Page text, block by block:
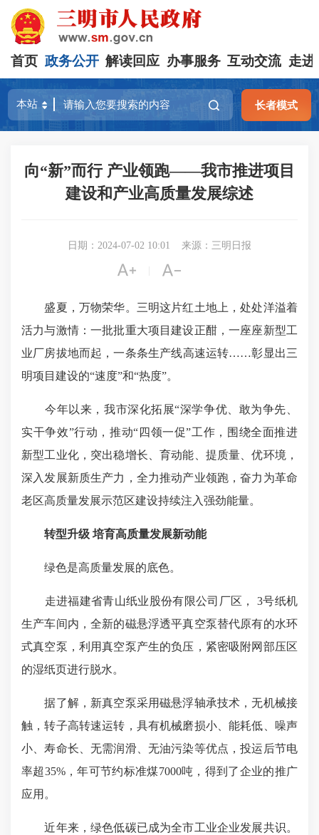
首页 政务公开 解读回应 办事服务 互动交流 走进
长者模式
向“新”而行 产业领跑——我市推进项目
建设和产业高质量发展综述
日期：2024-07-02 10:01 来源：三明日报
 
盛夏，万物荣华。三明这片红土地上，处处洋溢着
活力与激情：一批批重大项目建设正酣，一座座新型工
业厂房拔地而起，一条条生产线高速运转……彰显出三
明项目建设的“速度”和“热度”。
今年以来，我市深化拓展“深学争优、敢为争先、
实干争效”行动，推动“四领一促”工作，围绕全面推进
新型工业化，突出稳增长、育动能、提质量、优环境，
深入发展新质生产力，全力推动产业领跑，奋力为革命
老区高质量发展示范区建设持续注入强劲能量。
转型升级 培育高质量发展新动能
绿色是高质量发展的底色。
走进福建省青山纸业股份有限公司厂区， 3号纸机
生产车间内，全新的磁悬浮透平真空泵替代原有的水环
式真空泵，利用真空泵产生的负压，紧密吸附网部压区
的湿纸页进行脱水。
据了解，新真空泵采用磁悬浮轴承技术，无机械接
触，转子高转速运转，具有机械磨损小、能耗低、噪声
小、寿命长、无需润滑、无油污染等优点，投运后节电
率超35%，年可节约标准煤7000吨，得到了企业的推广
应用。
近年来，绿色低碳已成为全市工业企业发展共识。